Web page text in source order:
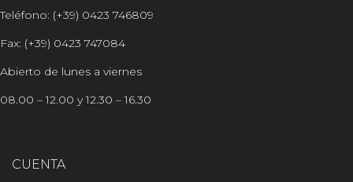
Teléfono: (+39) 0423 746809
Fax: (+39) 0423 747084
Abierto de lunes a viernes
08.00 – 12.00 y 12.30 – 16.30
CUENTA